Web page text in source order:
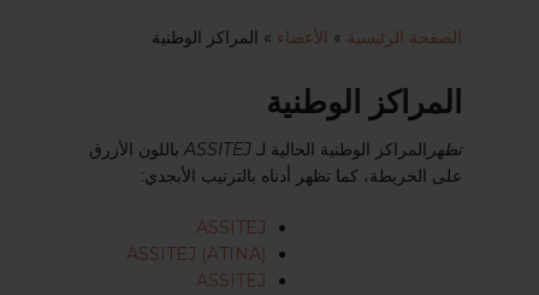
الصفحة الرئيسية » الأعضاء » المراكز الوطنية
المراكز الوطنية
تظهر المراكز الوطنية الحالية لـASSITEJ باللون الأزرق
على الخريطة، كما تظهر أدناه بالترتيب الأبجدي:
ASSITEJ
ASSITEJ (ATINA)
ASSITEJ